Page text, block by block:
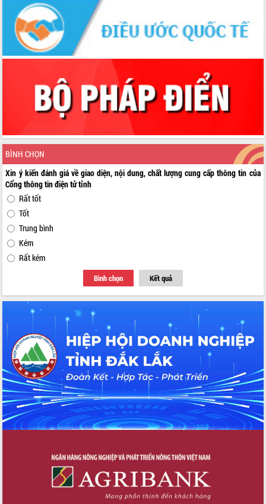
BÌNH CHỌN
Xin ý kiến đánh giá về giao diện, nội dung, chất lượng cung cấp thông tin của
Cổng thông tin điện tử tỉnh
Rất tốt
Tốt
Trung bình
Kém
Rất kém
Bình chọn Kết quả